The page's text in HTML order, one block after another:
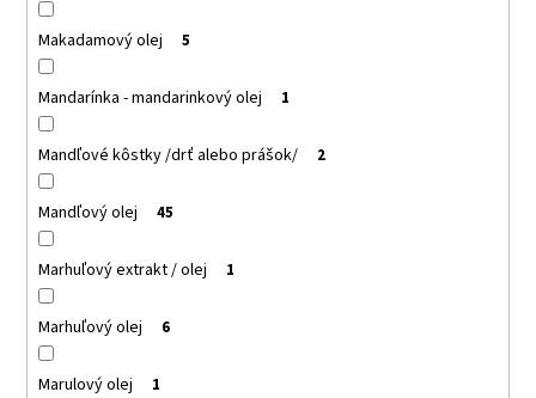
Makadamový olej 5
Mandarínka - mandarinkový olej 1
Mandľové kôstky /drť alebo prášok/ 2
Mandľový olej 45
Marhuľový extrakt / olej 1
Marhuľový olej 6
Marulový olej 1